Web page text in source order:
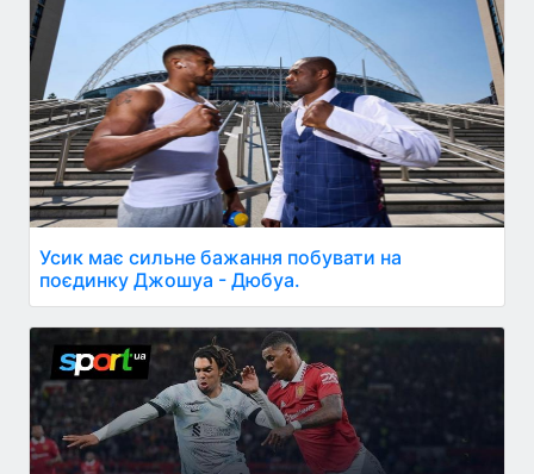
Усик має сильне бажання побувати на
поєдинку Джошуа - Дюбуа.